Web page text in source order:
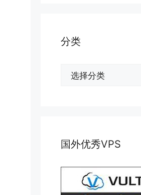
分类
国外优秀VPS